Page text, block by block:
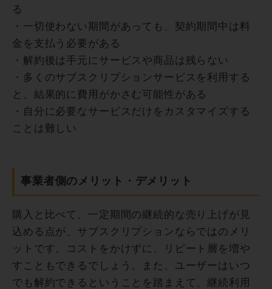
る
・一切使わない期間があっても、契約期間中は料
金を支払う必要がある
・解約後は手元にサービスや商品は残らない
・多くのサブスクリプションサービスを利用する
と、結果的に費用がかさむ可能性がある
・自分に必要なサービスだけをカスタマイズする
ことは難しい
事業者側のメリット・デメリット
購入と比べて、一定期間の継続的な売り上げが見
込める点が、サブスクリプションならではのメリ
ットです。コストをかけずに、リピート層を増や
すこともできるでしょう。また、ユーザーはいつ
でも解約できるということを踏まえて、継続利用